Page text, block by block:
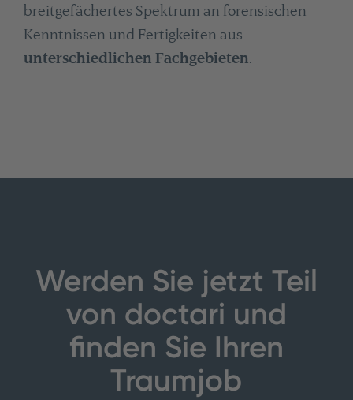
breitgefächertes Spektrum an forensischen
Kenntnissen und Fertigkeiten aus
unterschiedlichen Fachgebieten.
Werden Sie jetzt Teil
von doctari und
finden Sie Ihren
Traumjob